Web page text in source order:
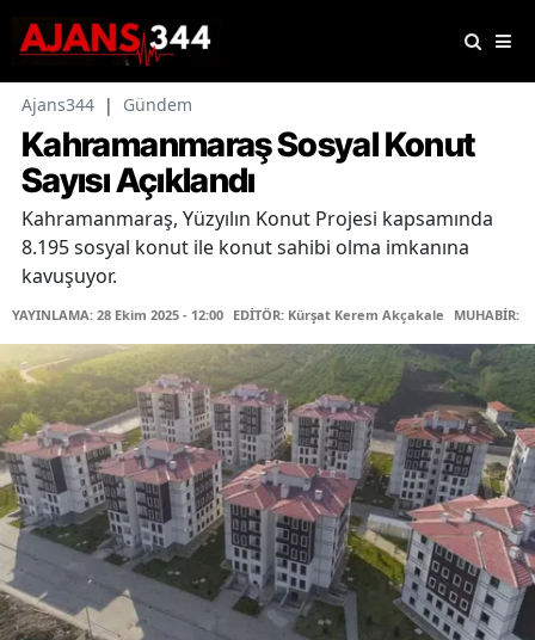
Ajans344 | Gündem
Kahramanmaraş Sosyal Konut
Sayısı Açıklandı
Kahramanmaraş, Yüzyılın Konut Projesi kapsamında
8.195 sosyal konut ile konut sahibi olma imkanına
kavuşuyor.
YAYINLAMA: 28 Ekim 2025 - 12:00 EDİTÖR: Kürşat Kerem Akçakale MUHABİR: